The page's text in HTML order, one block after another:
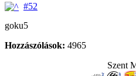
#52
goku5
Hozzászólások: 4965
Szent